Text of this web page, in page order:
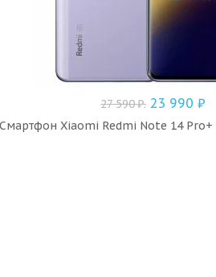
27 590₽. 23 990 ₽
Смартфон Xiaomi Redmi Note 14 Pro+